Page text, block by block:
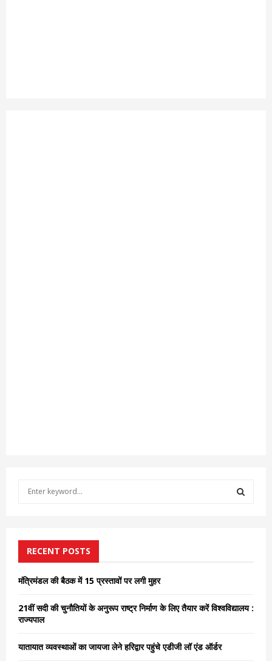
f
o
C
RECENT POSTS
मंत्रिमंडल की बैठक में 15 प्रस्तावों पर लगी मुहर
21वीं सदी की चुनौतियों के अनुरूप राष्ट्र निर्माण के लिए तैयार करें विश्वविद्यालय :
राज्यपाल
यातायात व्यवस्थाओं का जायजा लेने हरिद्वार पहुंचे एडीजी लॉ एंड ऑर्डर